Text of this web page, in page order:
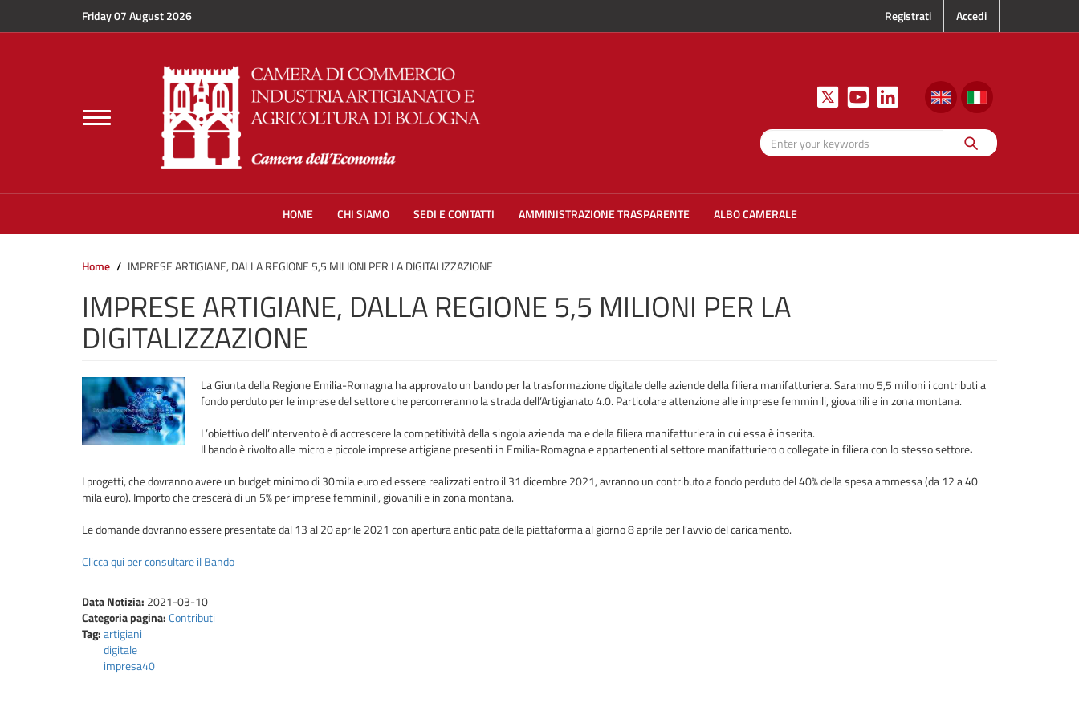
Friday 07 August 2026 Registrati Accedi
Toggle
navigation
Search
HOME CHI SIAMO SEDI E CONTATTI AMMINISTRAZIONE TRASPARENTE ALBO CAMERALE
Home IMPRESE ARTIGIANE, DALLA REGIONE 5,5 MILIONI PER LA DIGITALIZZAZIONE
IMPRESE ARTIGIANE, DALLA REGIONE 5,5 MILIONI PER LA
DIGITALIZZAZIONE
La Giunta della Regione Emilia-Romagna ha approvato un bando per la trasformazione digitale delle aziende della filiera manifatturiera. Saranno 5,5 milioni i contributi a
fondo perduto per le imprese del settore che percorreranno la strada dell’Artigianato 4.0. Particolare attenzione alle imprese femminili, giovanili e in zona montana.
L’obiettivo dell’intervento è di accrescere la competitività della singola azienda ma e della filiera manifatturiera in cui essa è inserita.
Il bando è rivolto alle micro e piccole imprese artigiane presenti in Emilia-Romagna e appartenenti al settore manifatturiero o collegate in filiera con lo stesso settore.
I progetti, che dovranno avere un budget minimo di 30mila euro ed essere realizzati entro il 31 dicembre 2021, avranno un contributo a fondo perduto del 40% della spesa ammessa (da 12 a 40
mila euro). Importo che crescerà di un 5% per imprese femminili, giovanili e in zona montana.
Le domande dovranno essere presentate dal 13 al 20 aprile 2021 con apertura anticipata della piattaforma al giorno 8 aprile per l’avvio del caricamento.
Clicca qui per consultare il Bando
Data Notizia: 2021-03-10
Categoria pagina:Contributi
Tag:artigiani
digitale
impresa40